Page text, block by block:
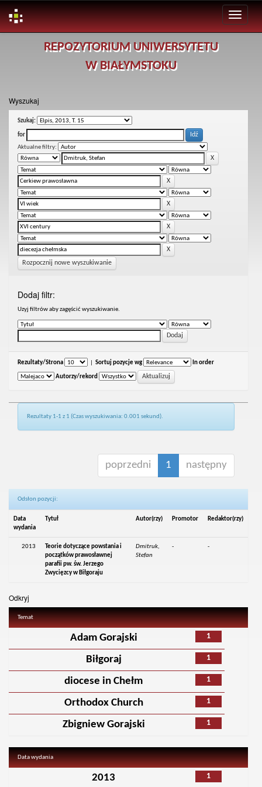
REPOZYTORIUM UNIWERSYTETU
W BIAŁYMSTOKU
Wyszukaj
Szukaj:
for
Aktualne filtry:
Rozpocznij nowe wyszukiwanie
Dodaj filtr:
Uzyj filtrów aby zagęścić wyszukiwanie.
Rezultaty/Strona Sortuj pozycje wg In order
Autorzy/rekord
Rezultaty 1-1 z 1 (Czas wyszukiwania: 0.001 sekund).
poprzedni 1 następny
Odsłon pozycji:
Data
wydania
Tytuł Autor(rzy) Promotor Redaktor(rzy)
2013
Teorie dotyczące powstania i
początków prawosławnej
parafii pw. św. Jerzego
Zwycięzcy w Biłgoraju
Dmitruk,
Stefan
- -
Odkryj
Temat
1
Adam Gorajski
1
Biłgoraj
1
diocese in Chełm
1
Orthodox Church
1
Zbigniew Gorajski
Data wydania
1
2013